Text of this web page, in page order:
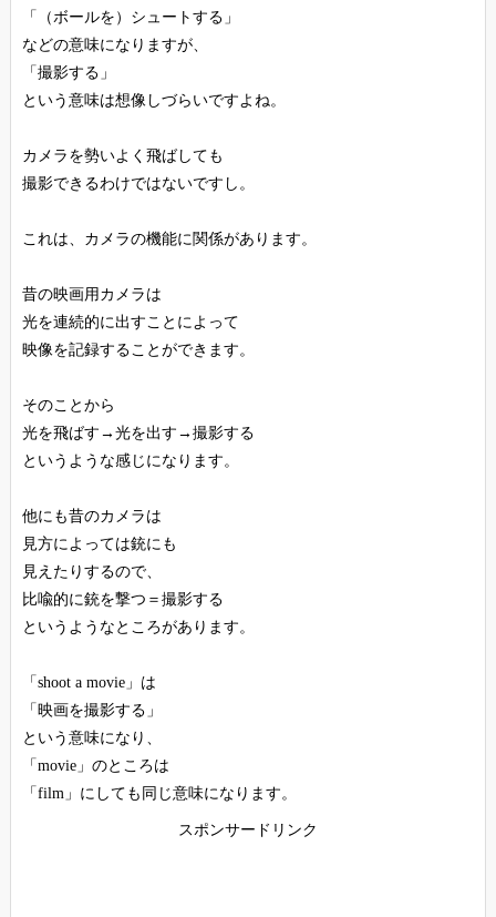
「（ボールを）シュートする」
などの意味になりますが、
「撮影する」
という意味は想像しづらいですよね。
カメラを勢いよく飛ばしても
撮影できるわけではないですし。
これは、カメラの機能に関係があります。
昔の映画用カメラは
光を連続的に出すことによって
映像を記録することができます。
そのことから
光を飛ばす→光を出す→撮影する
というような感じになります。
他にも昔のカメラは
見方によっては銃にも
見えたりするので、
比喩的に銃を撃つ＝撮影する
というようなところがあります。
「shoot a movie」は
「映画を撮影する」
という意味になり、
「movie」のところは
「film」にしても同じ意味になります。
スポンサードリンク